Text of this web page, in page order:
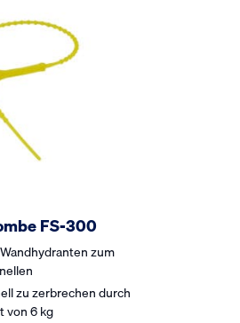
FS-300
zum
zu zerbrechen durch
von 6 kg